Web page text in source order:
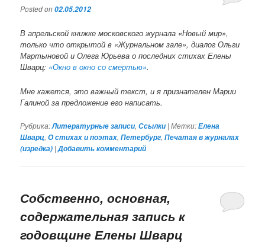
Posted on02.05.2012
В апрельской книжке московского журнала «Новый мир»,
только что открытой в «Журнальном зале», диалог Ольги
Мартыновой и Олега Юрьева о последних стихах Елены
Шварц: «Окно в окно со смертью».
Мне кажется, это важный текст, и я признателен Марии
Галиной за предложение его написать.
Рубрика:Литературные записи,Ссылки |Метки:Елена
Шварц,О стихах и поэтах,Петербург,Печатая в журналах
(изредка) |Добавить комментарий
Собственно, основная,
содержательная запись к
годовщине Елены Шварц